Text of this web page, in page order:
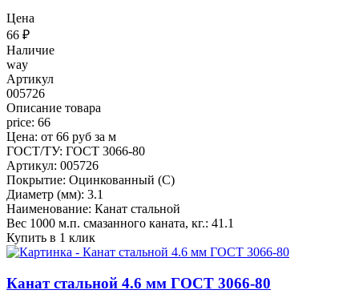
Цена
66 ₽
Наличие
way
Артикул
005726
Описание товара
price: 66
Цена: от 66 руб за м
ГОСТ/ТУ: ГОСТ 3066-80
Артикул: 005726
Покрытие: Оцинкованный (С)
Диаметр (мм): 3.1
Наименование: Канат стальной
Вес 1000 м.п. смазанного каната, кг.: 41.1
Купить в 1 клик
Канат стальной 4.6 мм ГОСТ 3066-80